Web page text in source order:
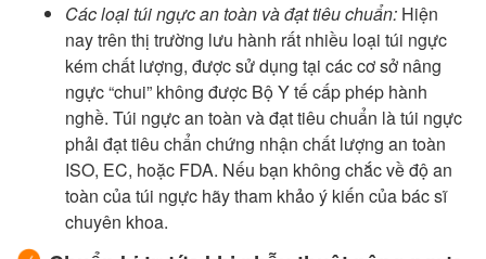
Các loại túi ngực an toàn và đạt tiêu chuẩn: Hiện
nay trên thị trường lưu hành rất nhiều loại túi ngực
kém chất lượng, được sử dụng tại các cơ sở nâng
ngực “chui” không được Bộ Y tế cấp phép hành
nghề. Túi ngực an toàn và đạt tiêu chuẩn là túi ngực
phải đạt tiêu chẩn chứng nhận chất lượng an toàn
ISO, EC, hoặc FDA. Nếu bạn không chắc về độ an
toàn của túi ngực hãy tham khảo ý kiến của bác sĩ
chuyên khoa.